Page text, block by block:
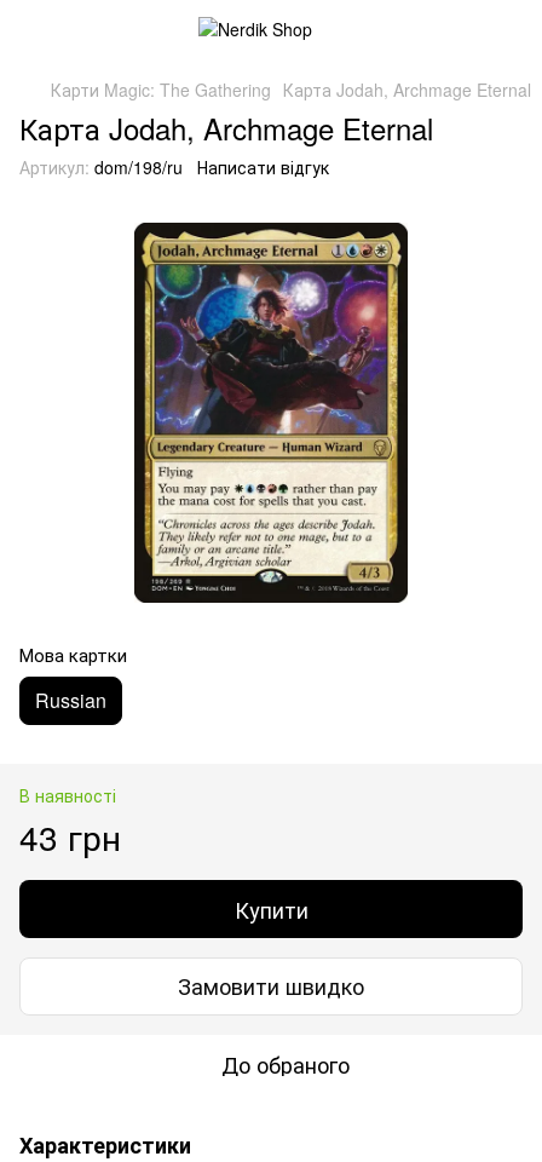
Карти Magic: The Gathering Карта Jodah, Archmage Eternal
Карта Jodah, Archmage Eternal
Артикул: dom/198/ru Написати відгук
Мова картки
Russian
В наявності
43 грн
Купити
Замовити швидко
До обраного
Характеристики